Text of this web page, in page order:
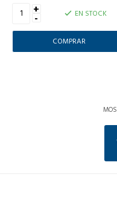
+
- EN STOCK